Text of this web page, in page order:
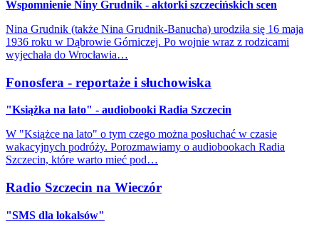
Wspomnienie Niny Grudnik - aktorki szczecińskich scen
Nina Grudnik (także Nina Grudnik-Banucha) urodziła się 16 maja
1936 roku w Dąbrowie Górniczej. Po wojnie wraz z rodzicami
wyjechała do Wrocławia…
Fonosfera - reportaże i słuchowiska
"Książka na lato" - audiobooki Radia Szczecin
W "Książce na lato" o tym czego można posłuchać w czasie
wakacyjnych podróży. Porozmawiamy o audiobookach Radia
Szczecin, które warto mieć pod…
Radio Szczecin na Wieczór
"SMS dla lokalsów"